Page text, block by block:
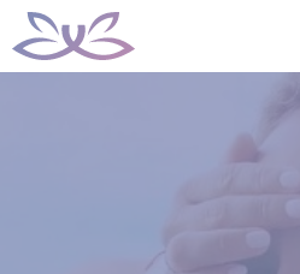
Aller
au